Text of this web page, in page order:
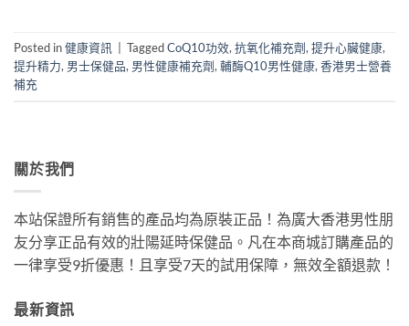
Posted in健康資訊 TaggedCoQ10功效,抗氧化補充劑,提升心臟健康,
提升精力, 男士保健品, 男性健康補充劑,輔酶Q10男性健康,香港男士營養
補充
關於我們
本站保證所有銷售的產品均為原裝正品！為廣大香港男性朋
友分享正品有效的壯陽延時保健品。凡在本商城訂購產品的
一律享受9折優惠！且享受7天的試用保障，無效全額退款！
最新資訊